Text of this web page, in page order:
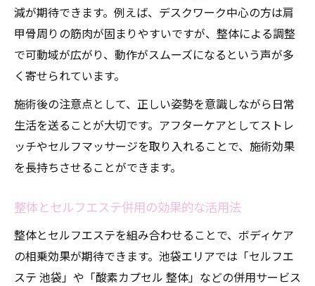
減が期待できます。例えば、デスクワーク中心の方は肩
甲骨周りの筋肉が固まりやすいですが、整体による調整
で可動域が広がり、動作がスムーズになるという声が多
く寄せられています。
施術後の注意点として、正しい姿勢を意識しながら日常
生活を送ることが大切です。アフターケアとしてストレ
ッチやセルフマッサージを取り入れることで、施術効果
を長持ちさせることができます。
整体とセルフエステ併用の効果的な活用法
整体とセルフエステを組み合わせることで、ボディケア
の相乗効果が期待できます。池袋エリアでは「セルフエ
ステ 池袋」や「酸素カプセル 整体」などの併用サービス